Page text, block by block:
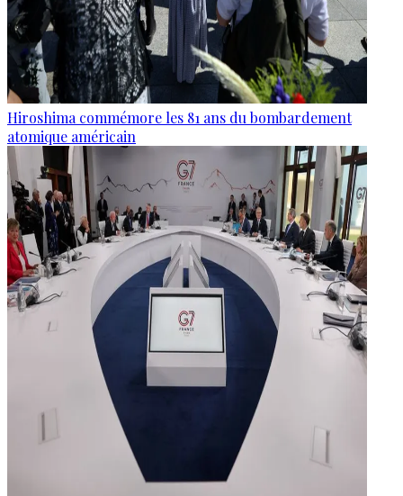
Hiroshima commémore les 81 ans du bombardement
atomique américain